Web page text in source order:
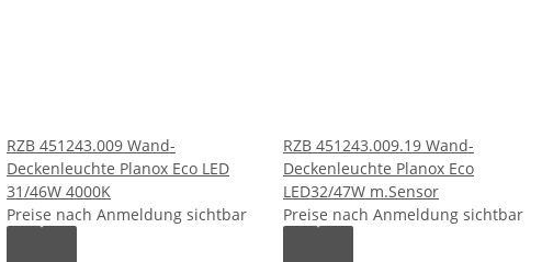
RZB 451243.009 Wand-
Deckenleuchte Planox Eco LED
31/46W 4000K
Preise nach Anmeldung sichtbar
RZB 451243.009.19 Wand-
Deckenleuchte Planox Eco
LED32/47W m.Sensor
Preise nach Anmeldung sichtbar